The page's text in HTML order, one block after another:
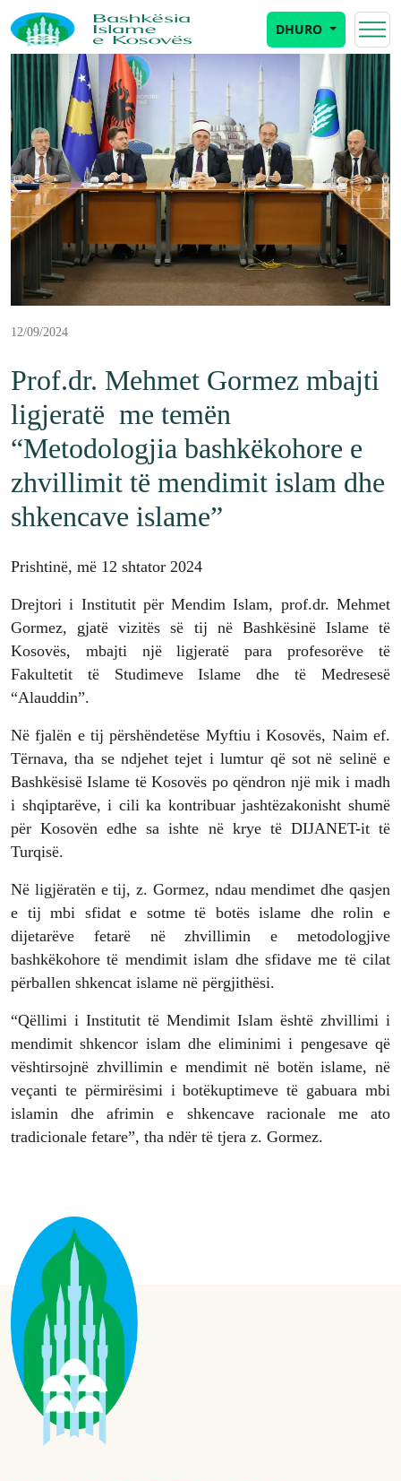
DHURO
12/09/2024
Prof.dr. Mehmet Gormez mbajti
ligjeratë me temën
“Metodologjia bashkëkohore e
zhvillimit të mendimit islam dhe
shkencave islame”
Prishtinë, më 12 shtator 2024
Drejtori i Institutit për Mendim Islam, prof.dr. Mehmet
Gormez, gjatë vizitës së tij në Bashkësinë Islame të
Kosovës, mbajti një ligjeratë para profesorëve të
Fakultetit të Studimeve Islame dhe të Medresesë
“Alauddin”.
Në fjalën e tij përshëndetëse Myftiu i Kosovës, Naim ef.
Tërnava, tha se ndjehet tejet i lumtur që sot në selinë e
Bashkësisë Islame të Kosovës po qëndron një mik i madh
i shqiptarëve, i cili ka kontribuar jashtëzakonisht shumë
për Kosovën edhe sa ishte në krye të DIJANET-it të
Turqisë.
Në ligjëratën e tij, z. Gormez, ndau mendimet dhe qasjen
e tij mbi sfidat e sotme të botës islame dhe rolin e
dijetarëve fetarë në zhvillimin e metodologjive
bashkëkohore të mendimit islam dhe sfidave me të cilat
përballen shkencat islame në përgjithësi.
“Qëllimi i Institutit të Mendimit Islam është zhvillimi i
mendimit shkencor islam dhe eliminimi i pengesave që
vështirsojnë zhvillimin e mendimit në botën islame, në
veçanti te përmirësimi i botëkuptimeve të gabuara mbi
islamin dhe afrimin e shkencave racionale me ato
tradicionale fetare”, tha ndër të tjera z. Gormez.